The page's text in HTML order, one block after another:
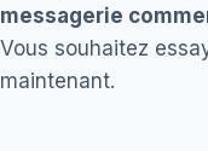
messagerie
Vous souhaitez
maintenant.